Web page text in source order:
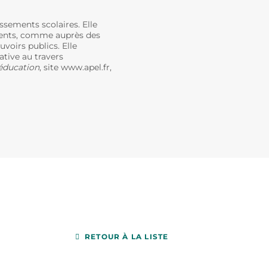
scolaires. Elle
comme auprès des
publics. Elle
au travers
, site www.apel.fr,
RETOUR À LA LISTE